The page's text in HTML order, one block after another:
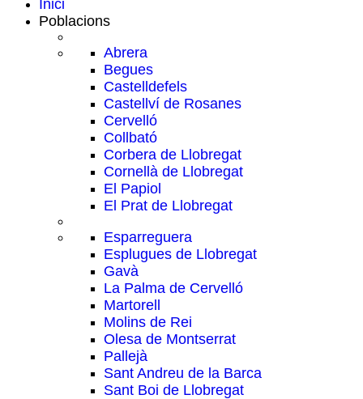
Inici
Poblacions
Abrera
Begues
Castelldefels
Castellví de Rosanes
Cervelló
Collbató
Corbera de Llobregat
Cornellà de Llobregat
El Papiol
El Prat de Llobregat
Esparreguera
Esplugues de Llobregat
Gavà
La Palma de Cervelló
Martorell
Molins de Rei
Olesa de Montserrat
Pallejà
Sant Andreu de la Barca
Sant Boi de Llobregat